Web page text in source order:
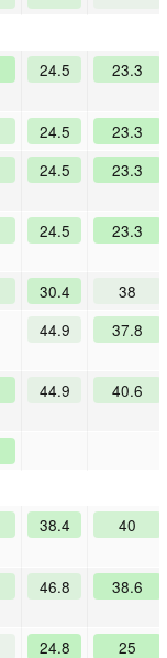
24.5 23.3
24.5
23.3
24.5 23.3
24.5 23.3
30.4
38
44.9 37.8
44.9 40.6
38.4 40
46.8 38.6
24.8 25